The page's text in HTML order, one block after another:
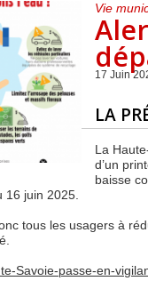
Vie
17 Juin
LA
La
d’un
baisse
16 juin 2025.
tous les usagers à
Savoie-passe-en-